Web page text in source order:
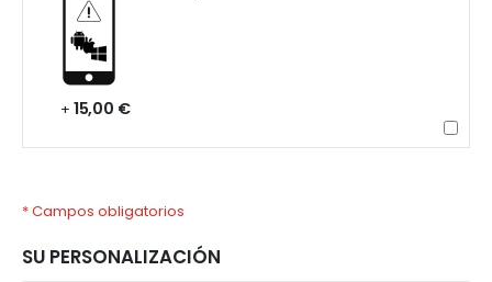
+ 15,00 €
* Campos obligatorios
SU PERSONALIZACIÓN